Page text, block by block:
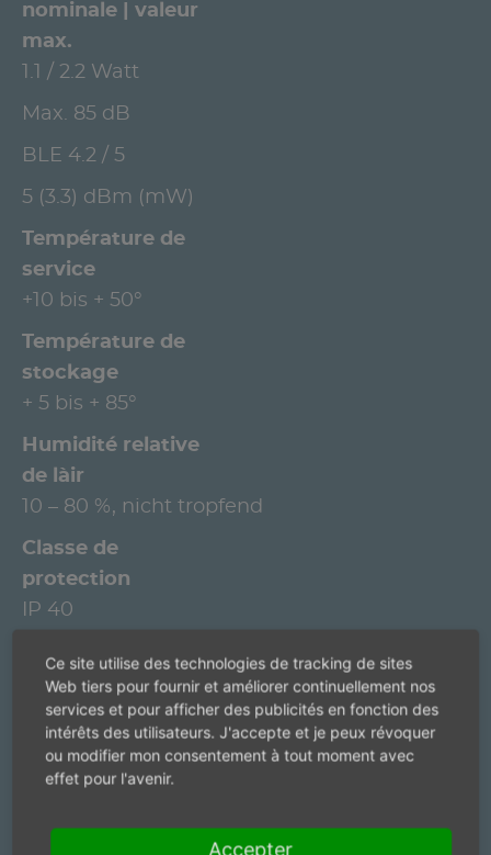
nominale | valeur
max.
1.1 / 2.2 Watt
Max. 85 dB
BLE 4.2 / 5
5 (3.3) dBm (mW)
Température de
service
+10 bis + 50°
Température de
stockage
+ 5 bis + 85°
Humidité relative
de l`air
10 – 80 %, nicht tropfend
Classe de
protection
IP 40
+/- 5°
6 x 0,14 mm -2 LiYCY, 20 Meter
Motorisation
Ce site utilise des technologies de tracking de sites
Web tiers pour fournir et améliorer continuellement nos
services et pour afficher des publicités en fonction des
intérêts des utilisateurs. J'accepte et je peux révoquer
ou modifier mon consentement à tout moment avec
effet pour l'avenir.
Accepter